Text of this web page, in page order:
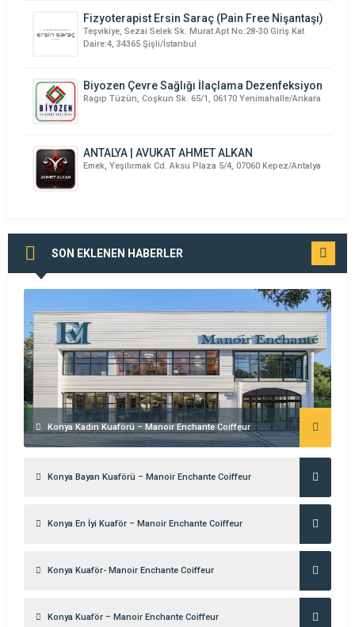
Fizyoterapist Ersin Saraç (Pain Free Nişantaşı)
Teşvikiye, Sezai Selek Sk. Murat Apt No:28-30 Giriş Kat
Daire:4, 34365 Şişli/İstanbul
Biyozen Çevre Sağlığı İlaçlama Dezenfeksiyon
Ragıp Tüzün, Coşkun Sk. 65/1, 06170 Yenimahalle/Ankara
ANTALYA | AVUKAT AHMET ALKAN
Emek, Yeşilırmak Cd. Aksu Plaza 5/4, 07060 Kepez/Antalya
SON EKLENEN HABERLER
GÖR
Konya Kadın Kuaförü – Manoir Enchante Coiffeur
Konya Bayan Kuaförü – Manoir Enchante Coiffeur
Konya En İyi Kuaför – Manoir Enchante Coiffeur
Konya Kuaför- Manoir Enchante Coiffeur
Konya Kuaför – Manoir Enchante Coiffeur